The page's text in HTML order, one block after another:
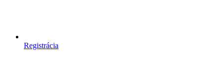
Registrácia